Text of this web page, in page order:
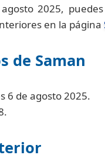
2025,
en la página
de Saman
6 de agosto 2025.